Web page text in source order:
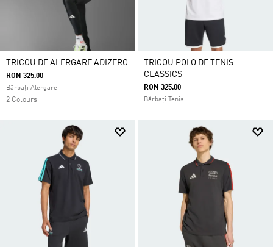
TRICOU DE ALERGARE ADIZERO
RON 325.00
Bărbați Alergare
2 Colours
TRICOU POLO DE TENIS
CLASSICS
RON 325.00
Bărbați Tenis